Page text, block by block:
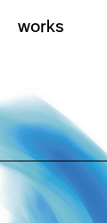
works